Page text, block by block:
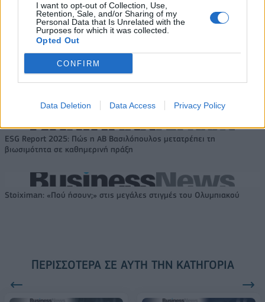
I want to opt-out of Collection, Use,
Retention, Sale, and/or Sharing of my
Personal Data that Is Unrelated with the
Purposes for which it was collected.
Opted Out
CONFIRM
Data Deletion Data Access Privacy Policy
Η συμφωνία Arval-Athlon αναδιαμορφώνει την αγορά leasing
VW: Η δύσκολη εξίσωση της
αναδιάρθρωσης
Αρχαίο Θέατρο Επιδαύρου
ESG Report 2025: Πώς η ΑΒ Βασιλόπουλος μετατρέπει τη
βιωσιμότητα σε καθημερινή πράξη
Stoiximan: «Πού ήσουν;» στις μεγάλες στιγμές του Ολυμπιακού
ΠΕΡΙΣΣΌΤΕΡΑ ΣΕ ΑΥΤΉ ΤΗΝ ΚΑΤΗΓΟΡΊΑ